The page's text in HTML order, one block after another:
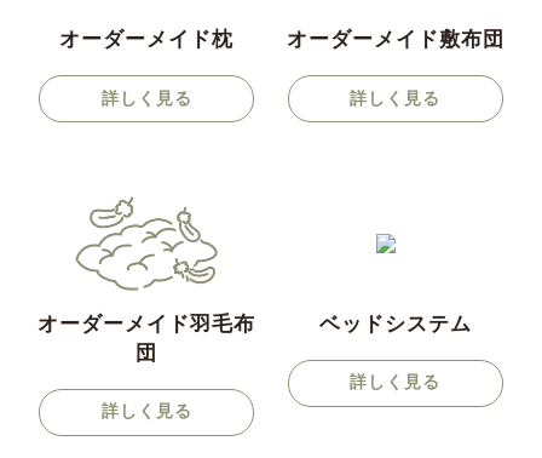
オーダーメイド枕
詳しく見る
オーダーメイド敷布団
詳しく見る
オーダーメイド羽毛布
団
詳しく見る
ベッドシステム
詳しく見る